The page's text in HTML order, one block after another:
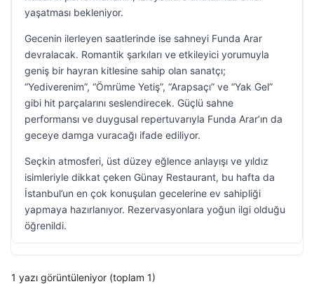
yaşatması bekleniyor.
Gecenin ilerleyen saatlerinde ise sahneyi Funda Arar
devralacak. Romantik şarkıları ve etkileyici yorumuyla
geniş bir hayran kitlesine sahip olan sanatçı;
“Yediverenim”, “Ömrüme Yetiş”, “Arapsaçı” ve “Yak Gel”
gibi hit parçalarını seslendirecek. Güçlü sahne
performansı ve duygusal repertuvarıyla Funda Arar’ın da
geceye damga vuracağı ifade ediliyor.
Seçkin atmosferi, üst düzey eğlence anlayışı ve yıldız
isimleriyle dikkat çeken Günay Restaurant, bu hafta da
İstanbul’un en çok konuşulan gecelerine ev sahipliği
yapmaya hazırlanıyor. Rezervasyonlara yoğun ilgi olduğu
öğrenildi.
1 yazı görüntüleniyor (toplam 1)